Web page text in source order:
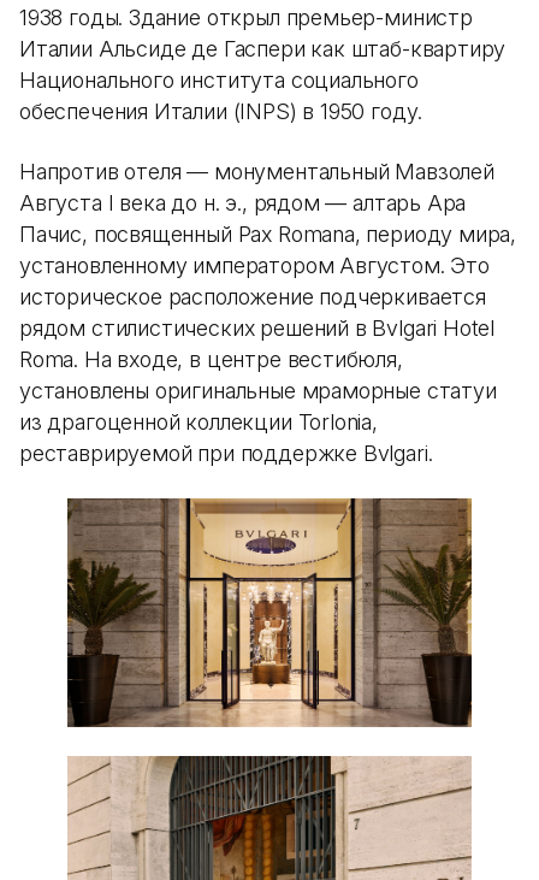
1938 годы. Здание открыл премьер-министр
Италии Альсиде де Гаспери как штаб-квартиру
Национального института социального
обеспечения Италии (INPS) в 1950 году.
Напротив отеля — монументальный Мавзолей
Августа I века до н. э., рядом — алтарь Ара
Пачис, посвященный Pax Romana, периоду мира,
установленному императором Августом. Это
историческое расположение подчеркивается
рядом стилистических решений в Bvlgari Hotel
Roma. На входе, в центре вестибюля,
установлены оригинальные мраморные статуи
из драгоценной коллекции Torlonia,
реставрируемой при поддержке Bvlgari.